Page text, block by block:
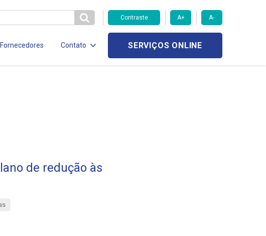
Contraste A+ A-
Fornecedores Contato SERVIÇOS ONLINE
de redução às